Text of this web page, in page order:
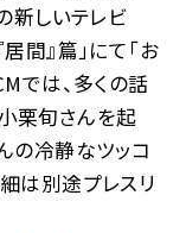
新しいテレビ
間』篇」にて「お
では、多くの話
栗旬さんを起
の冷静なツッコ
は別途プレスリ